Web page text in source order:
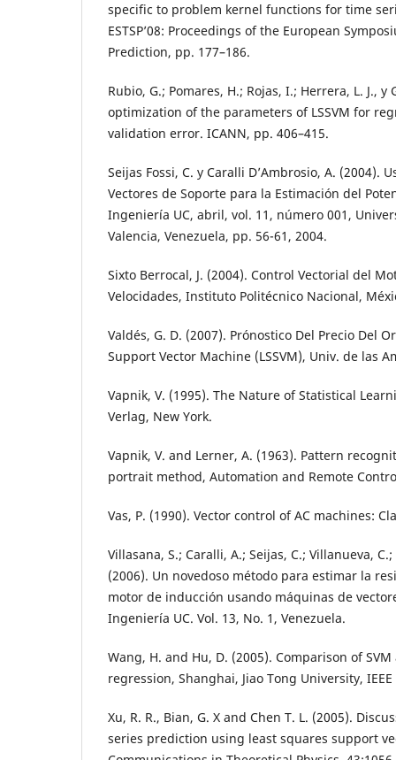
specific to problem kernel functions for time
ESTSP’08: Proceedings of the European
Prediction, pp. 177–186.
Rubio, G.; Pomares, H.; Rojas, I.; Herrera, L. J.,
optimization of the parameters of LSSVM for
validation error. ICANN, pp. 406–415.
Seijas Fossi, C. y Caralli D’Ambrosio, A. (2004).
Vectores de Soporte para la Estimación del
Ingeniería UC, abril, vol. 11, número 001,
Valencia, Venezuela, pp. 56-61, 2004.
Sixto Berrocal, J. (2004). Control Vectorial del
Velocidades, Instituto Politécnico Nacional,
Valdés, G. D. (2007). Prónostico Del Precio Del
Support Vector Machine (LSSVM), Univ. de las
Vapnik, V. (1995). The Nature of Statistical
Verlag, New York.
Vapnik, V. and Lerner, A. (1963). Pattern
portrait method, Automation and Remote
Vas, P. (1990). Vector control of AC machines:
Villasana, S.; Caralli, A.; Seijas, C.; Villanueva,
(2006). Un novedoso método para estimar la
motor de inducción usando máquinas de
Ingeniería UC. Vol. 13, No. 1, Venezuela.
Wang, H. and Hu, D. (2005). Comparison of SVM
regression, Shanghai, Jiao Tong University, IEEE
Xu, R. R., Bian, G. X and Chen T. L. (2005).
series prediction using least squares support